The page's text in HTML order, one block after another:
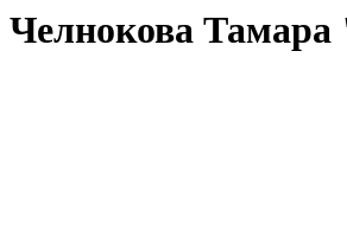
Челнокова Тамара